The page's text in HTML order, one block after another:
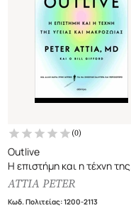
(0)
Outlive
Η επιστήμη και η τέχνη της
υγείας και μακροζωΐας
ATTIA PETER
Κωδ. Πολιτείας:1200-2113